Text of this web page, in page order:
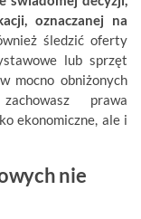
oznaczanej na
śledzić oferty
lub sprzęt
mocno obniżonych
prawa
ekonomiczne, ale i
nie